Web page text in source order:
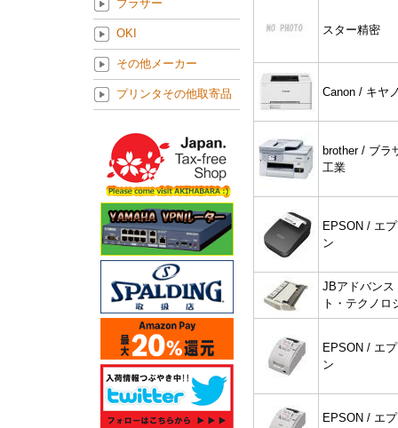
スター精密
Canon / キヤ
brother / ブラ
工業
EPSON / エ
ン
JBアドバンス
ト・テクノロ
EPSON / エ
ン
EPSON / エ
ブラザー
OKI
その他メーカー
プリンタその他取寄品